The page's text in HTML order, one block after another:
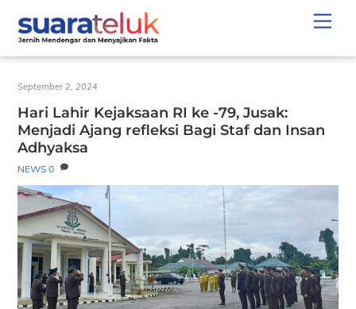
content
September 2, 2024
Hari Lahir Kejaksaan RI ke -79, Jusak:
Menjadi Ajang refleksi Bagi Staf dan Insan
Adhyaksa
NEWS 0